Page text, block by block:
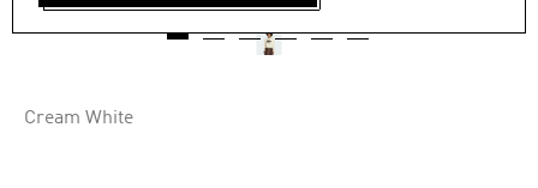
Originalna cijena
Cijena umanjena od
€ 50.00za
Cream White